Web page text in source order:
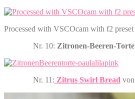
Processed with VSCOcam with f2 preset
Nr. 10: Zitronen-Beeren-Torte
Nr. 11: Zitrus Swirl Breadvon